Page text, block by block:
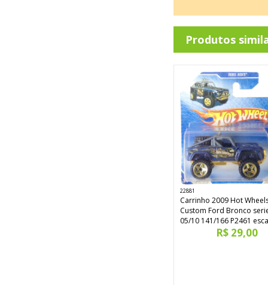
Produtos
22881
Carrinho 2009 Hot
Custom Ford Bronco
05/10 141/166 P2461
R$ 29,00